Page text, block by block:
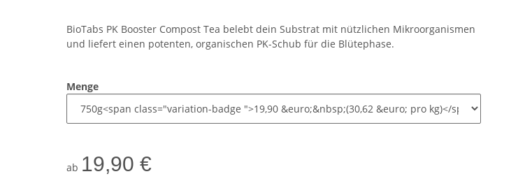
BioTabs PK Booster Compost Tea belebt dein Substrat mit nützlichen Mikroorganismen
und liefert einen potenten, organischen PK-Schub für die Blütephase.
Menge
ab 19,90 €